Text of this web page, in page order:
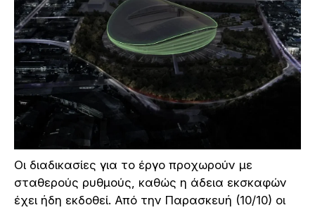
Οι διαδικασίες για το έργο προχωρούν με
σταθερούς ρυθμούς, καθώς η άδεια εκσκαφών
έχει ήδη εκδοθεί. Από την Παρασκευή (10/10) οι